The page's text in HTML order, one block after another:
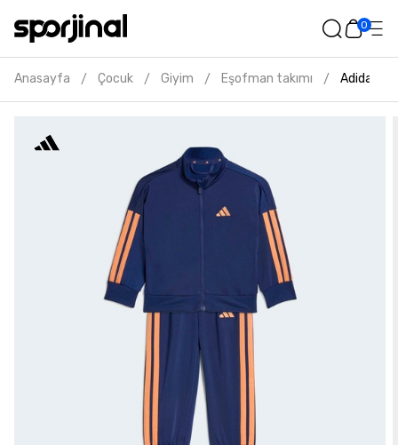
0
Anasayfa / Çocuk / Giyim / Eşofman takımı / Adidas